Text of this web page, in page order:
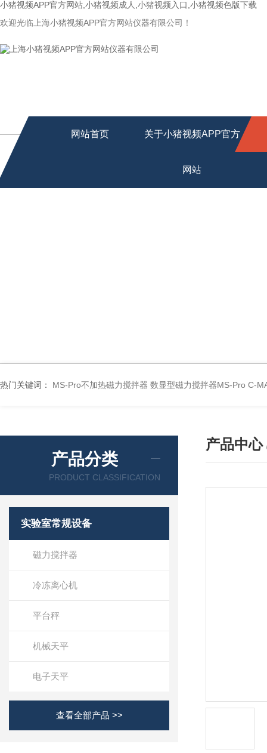
小猪视频APP官方网站,小猪视频成人,小猪视频入口,小猪视频色版下载
欢迎光临上海小猪视频APP官方网站仪器有限公司！
网站首页 关于小猪视频APP官方
网站
热门关键词： MS-Pro不加热磁力搅拌器 数显型磁力搅拌器MS-Pro C-
产品分类
PRODUCT CLASSIFICATION
实验室常规设备
磁力搅拌器
冷冻离心机
平台秤
机械天平
电子天平
查看全部产品 >>
产品中心